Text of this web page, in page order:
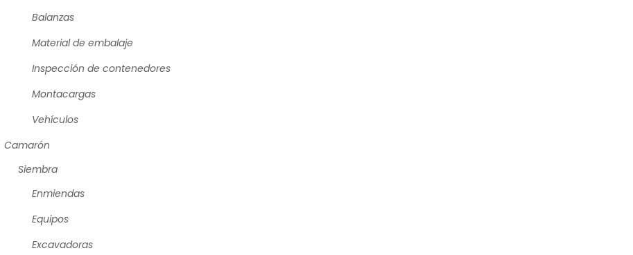
Balanzas
Material de embalaje
Inspección de contenedores
Montacargas
Vehículos
Camarón
Siembra
Enmiendas
Equipos
Excavadoras